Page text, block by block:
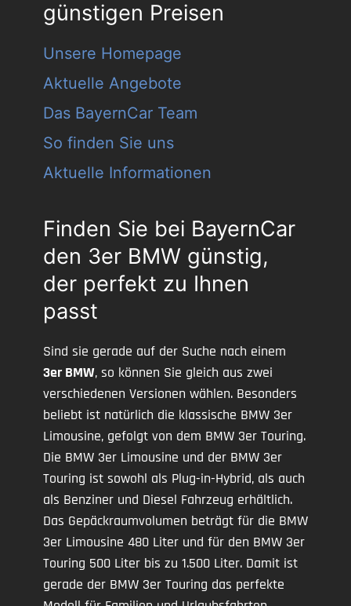
günstigen Preisen
Unsere Homepage
Aktuelle Angebote
Das BayernCar Team
So finden Sie uns
Aktuelle Informationen
Finden Sie bei BayernCar
den 3er BMW günstig,
der perfekt zu Ihnen
passt
Sind sie gerade auf der Suche nach einem
3er BMW, so können Sie gleich aus zwei
verschiedenen Versionen wählen. Besonders
beliebt ist natürlich die klassische BMW 3er
Limousine, gefolgt von dem BMW 3er Touring.
Die BMW 3er Limousine und der BMW 3er
Touring ist sowohl als Plug-in-Hybrid, als auch
als Benziner und Diesel Fahrzeug erhältlich.
Das Gepäckraumvolumen beträgt für die BMW
3er Limousine 480 Liter und für den BMW 3er
Touring 500 Liter bis zu 1.500 Liter. Damit ist
gerade der BMW 3er Touring das perfekte